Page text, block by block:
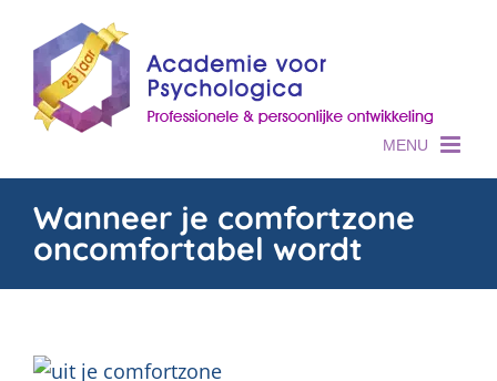
content
Wanneer je comfortzone
oncomfortabel wordt